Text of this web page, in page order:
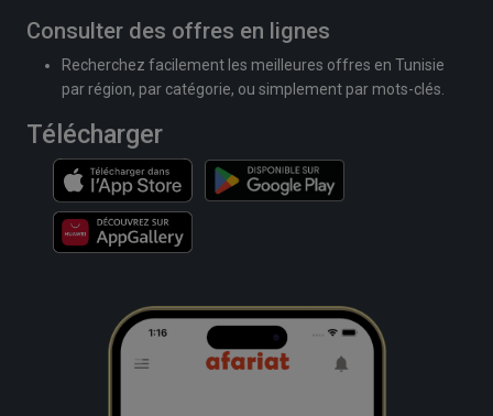
Consulter des offres en lignes
Recherchez facilement les meilleures offres en Tunisie
par région, par catégorie, ou simplement par mots-clés.
Télécharger